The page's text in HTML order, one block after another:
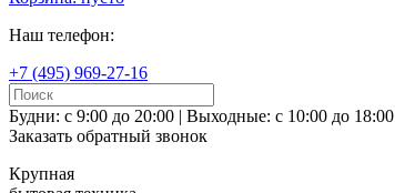
Наш телефон:
+7 (495) 969-27-16
Будни: с 9:00 до 20:00 | Выходные: с 10:00 до 18:00
Заказать обратный звонок
Крупная